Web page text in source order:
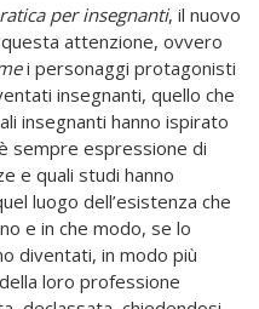
per insegnanti, il nuovo
attenzione, ovvero
i personaggi protagonisti
insegnanti, quello che
insegnanti hanno ispirato
sempre espressione di
e quali studi hanno
luogo dell’esistenza che
e in che modo, se lo
diventati, in modo più
loro professione